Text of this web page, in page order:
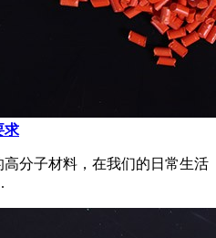
求
分子材料，在我们的日常生活